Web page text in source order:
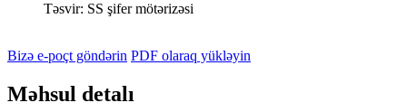
Təsvir: SS şifer mötərizəsi
Bizə e-poçt göndərin PDF olaraq yükləyin
Məhsul detalı